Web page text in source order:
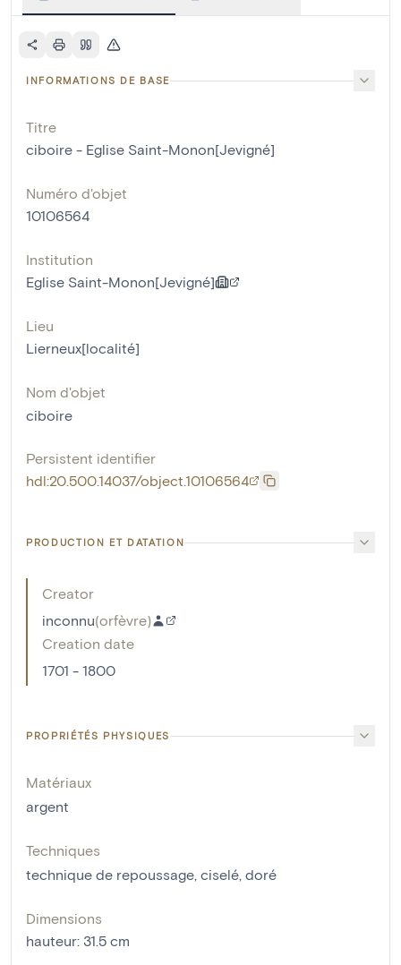
INFORMATIONS DE BASE
Titre
ciboire - Eglise Saint-Monon[Jevigné]
Numéro d'objet
10106564
Institution
Eglise Saint-Monon[Jevigné]
Lieu
Lierneux[localité]
Nom d'objet
ciboire
Persistent identifier
hdl:20.500.14037/object.10106564
PRODUCTION ET DATATION
Creator
inconnu(orfèvre)
Creation date
1701 - 1800
PROPRIÉTÉS PHYSIQUES
Matériaux
argent
Techniques
technique de repoussage, ciselé, doré
Dimensions
hauteur: 31.5 cm